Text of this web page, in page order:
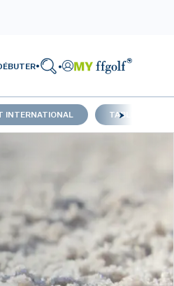
INTERNATIONAL TABLEAU